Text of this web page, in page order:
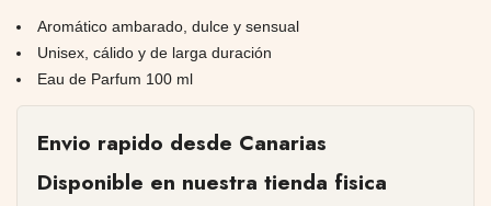
Aromático ambarado, dulce y sensual
Unisex, cálido y de larga duración
Eau de Parfum 100 ml
Envio rapido desde Canarias
Disponible en nuestra tienda fisica